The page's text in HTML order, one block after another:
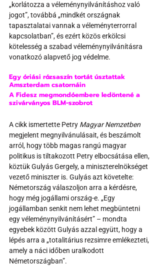
„korlátozza a véleménynyilvánításhoz való
jogot”, továbbá „mindkét országnak
tapasztalatai vannak a véleményterrorral
kapcsolatban”, és ezért közös erkölcsi
kötelesség a szabad véleménynyilvánításra
vonatkozó alapvető jog védelme.
Egy óriási rózsaszín tortát úsztattak
Amszterdam csatornáin
A Fidesz megmondóembere ledöntené a
szivárványos BLM-szobrot
A cikk ismertette Petry Magyar Nemzetben
megjelent megnyilvánulásait, és beszámolt
arról, hogy több magas rangú magyar
politikus is tiltakozott Petry elbocsátása ellen,
köztük Gulyás Gergely, a miniszterelnökséget
vezető miniszter is. Gulyás azt követelte:
Németország válaszoljon arra a kérdésre,
hogy még jogállami ország-e. „Egy
jogállamban senkit nem lehet megbüntetni
egy véleménynyilvánításért” – mondta
egyebek között Gulyás azzal együtt, hogy a
lépés arra a „totalitárius rezsimre emlékezteti,
amely a náci időben uralkodott
Németországban”.